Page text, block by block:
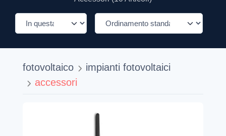
fotovoltaico
impianti fotovoltaici
accessori